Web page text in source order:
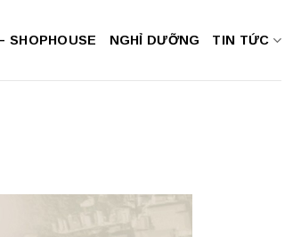
SHOPHOUSE NGHỈ DƯỠNG TIN TỨC